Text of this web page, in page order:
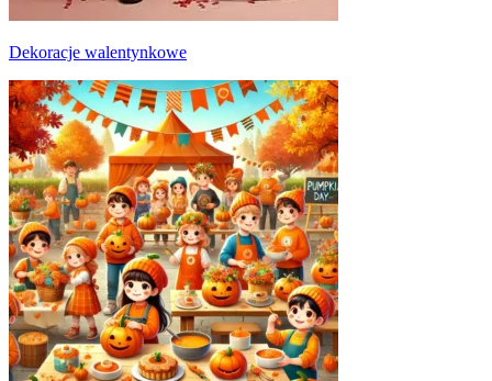
Dekoracje walentynkowe